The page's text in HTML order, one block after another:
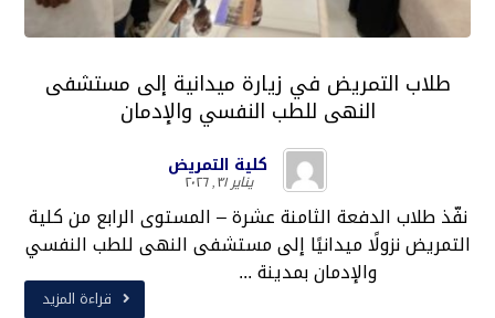
طلاب التمريض في زيارة ميدانية إلى مستشفى
النهى للطب النفسي والإدمان
كلية التمريض
يناير ٣١, ٢٠٢٦
نفّذ طلاب الدفعة الثامنة عشرة – المستوى الرابع من كلية
التمريض نزولًا ميدانيًا إلى مستشفى النهى للطب النفسي
والإدمان بمدينة ...
قراءة المزيد